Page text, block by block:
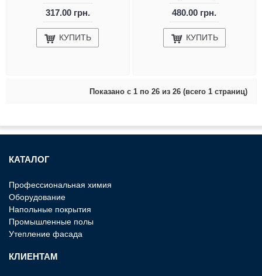
317.00 грн.
КУПИТЬ
480.00 грн.
КУПИТЬ
Показано с 1 по 26 из 26 (всего 1 страниц)
КАТАЛОГ
Профессиональная химия
Оборудование
Напольные покрытия
Промышленные полы
Утепление фасада
КЛИЕНТАМ